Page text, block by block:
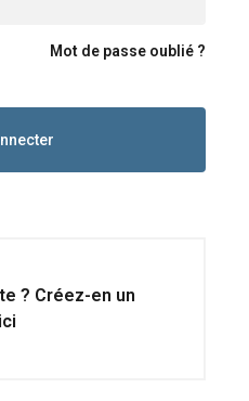
Mot de passe oublié ?
? Créez-en un
ici